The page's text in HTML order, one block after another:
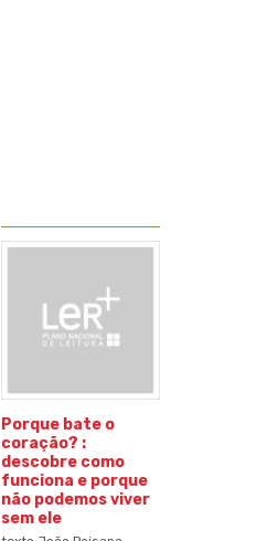
Porque bate o
coração? :
descobre como
funciona e porque
não podemos viver
sem ele